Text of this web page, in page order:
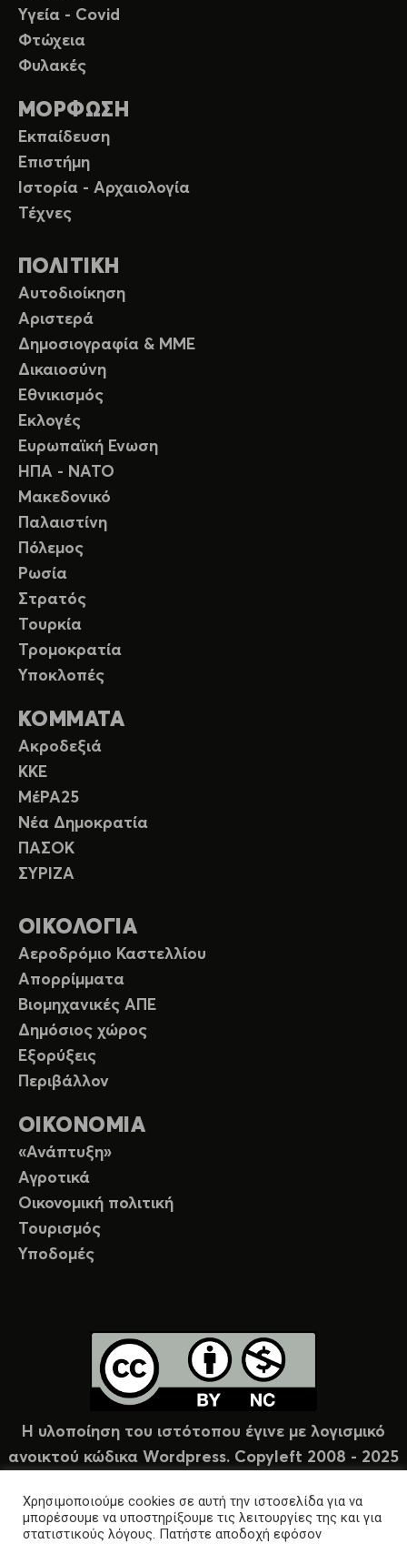
Υγεία - Covid
Φτώχεια
Φυλακές
ΜΟΡΦΩΣΗ
Εκπαίδευση
Επιστήμη
Ιστορία - Αρχαιολογία
Τέχνες
ΠΟΛΙΤΙΚΗ
Αυτοδιοίκηση
Αριστερά
Δημοσιογραφία & ΜΜΕ
Δικαιοσύνη
Εθνικισμός
Εκλογές
Ευρωπαϊκή Ενωση
ΗΠΑ - ΝΑΤΟ
Μακεδονικό
Παλαιστίνη
Πόλεμος
Ρωσία
Στρατός
Τουρκία
Τρομοκρατία
Υποκλοπές
ΚΟΜΜΑΤΑ
Ακροδεξιά
ΚΚΕ
ΜέΡΑ25
Νέα Δημοκρατία
ΠΑΣΟΚ
ΣΥΡΙΖΑ
ΟΙΚΟΛΟΓΙΑ
Αεροδρόμιο Καστελλίου
Απορρίμματα
Βιομηχανικές ΑΠΕ
Δημόσιος χώρος
Εξορύξεις
Περιβάλλον
ΟΙΚΟΝΟΜΙΑ
«Ανάπτυξη»
Αγροτικά
Οικονομική πολιτική
Τουρισμός
Υποδομές
Η υλοποίηση του ιστότοπου έγινε με λογισμικό
ανοικτού κώδικα Wordpress. Copyleft 2008 - 2025
Χρησιμοποιούμε cookies σε αυτή την ιστοσελίδα για να
μπορέσουμε να υποστηρίξουμε τις λειτουργίες της και για
στατιστικούς λόγους. Πατήστε αποδοχή εφόσον